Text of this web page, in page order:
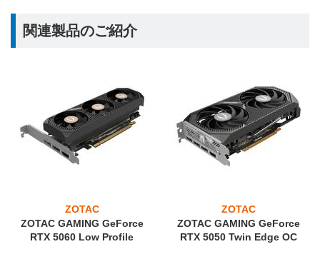
関連製品のご紹介
ZOTAC
ZOTAC GAMING GeForce
RTX 5060 Low Profile
ZOTAC
ZOTAC GAMING GeForce
RTX 5050 Twin Edge OC